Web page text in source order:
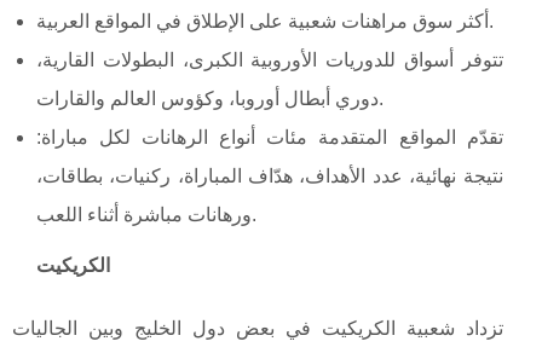
أكثر سوق مراهنات شعبية على الإطلاق في المواقع العربية.
تتوفر أسواق للدوريات الأوروبية الكبرى، البطولات القارية،
دوري أبطال أوروبا، وكؤوس العالم والقارات.
تقدّم المواقع المتقدمة مئات أنواع الرهانات لكل مباراة:
نتيجة نهائية، عدد الأهداف، هدّاف المباراة، ركنيات، بطاقات،
ورهانات مباشرة أثناء اللعب.
الكريكيت
تزداد شعبية الكريكيت في بعض دول الخليج وبين الجاليات